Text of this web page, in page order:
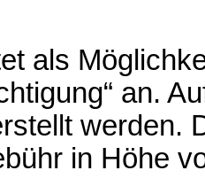
als
an.
werden.
in Höhe